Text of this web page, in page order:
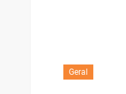
Geral